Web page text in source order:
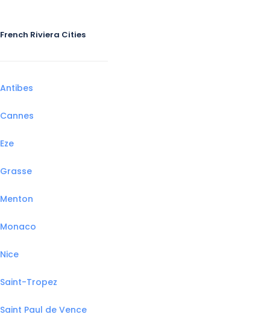
French Riviera Cities
Antibes
Cannes
Eze
Grasse
Menton
Monaco
Nice
Saint-Tropez
Saint Paul de Vence